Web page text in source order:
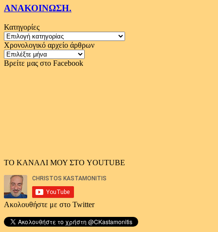
ΑΝΑΚΟΙΝΩΣΗ.
Κατηγορίες
Κατηγορίες
Χρονολογικό αρχείο άρθρων
Χρονολογικό
αρχείο
Βρείτε μας στο Facebook
ΤΟ ΚΑΝΑΛΙ ΜΟΥ ΣΤΟ YOUTUBE
Ακολουθήστε με στο Twitter